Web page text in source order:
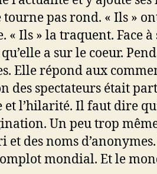
tourne pas rond. « Ils »
« Ils » la traquent. Face
a sur le coeur.
Elle répond aux
des spectateurs était
et l’hilarité. Il faut dire
Un peu trop
et des noms
mondial. Et le